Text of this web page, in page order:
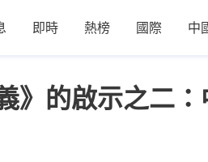
即時 熱榜 國際 中
》的啟示之二